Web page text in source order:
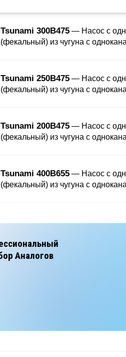
Tsunami 300B475 — Насос с
(фекальный) из чугуна с
Tsunami 250B475 — Насос с
(фекальный) из чугуна с
Tsunami 200B475 — Насос с
(фекальный) из чугуна с
Tsunami 400B655 — Насос с
(фекальный) из чугуна с
ШЛАМОВЫЕ НАСОСЫ